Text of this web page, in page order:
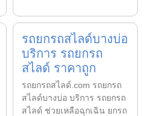
รถยกรถสไลด์บางบ่อ
บริการ รถยกรถ
สไลด์ ราคาถูก
รถยกรถสไลด์.com รถยกรถ
สไลด์บางบ่อ บริการ รถยกรถ
สไลด์ ช่วยเหลือฉุกเฉิน ยกรถ